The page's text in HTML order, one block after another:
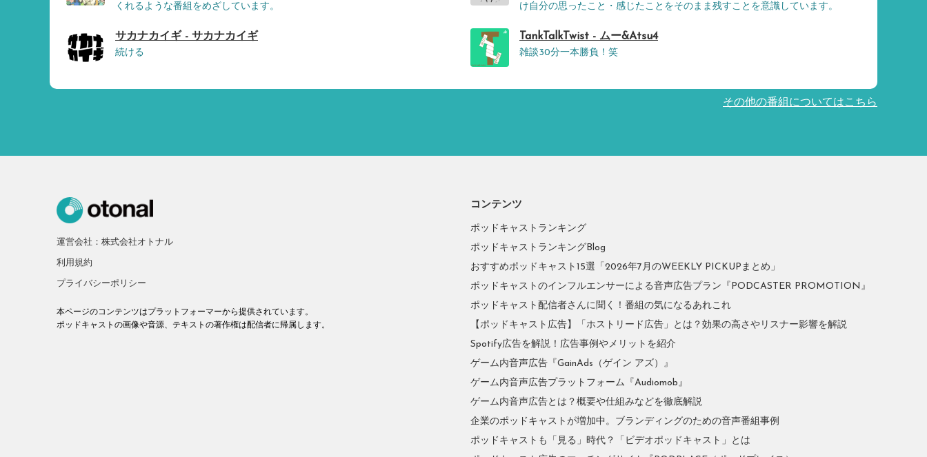
くれるような番組をめざしています。
け自分の思ったこと・感じたことをそのまま残すことを意識しています。
サカナカイギ - サカナカイギ
続ける
TankTalkTwist - ムー&Atsu4
雑談30分一本勝負！笑
その他の番組についてはこちら
運営会社：株式会社オトナル
利用規約
プライバシーポリシー
本ページのコンテンツはプラットフォーマーから提供されています。
ポッドキャストの画像や音源、テキストの著作権は配信者に帰属します。
コンテンツ
ポッドキャストランキング
ポッドキャストランキングBlog
おすすめポッドキャスト15選「2026年7月のWEEKLY PICKUPまとめ」
ポッドキャストのインフルエンサーによる音声広告プラン『PODCASTER PROMOTION』
ポッドキャスト配信者さんに聞く！番組の気になるあれこれ
【ポッドキャスト広告】「ホストリード広告」とは？効果の高さやリスナー影響を解説
Spotify広告を解説！広告事例やメリットを紹介
ゲーム内音声広告『GainAds（ゲイン アズ）』
ゲーム内音声広告プラットフォーム『Audiomob』
ゲーム内音声広告とは？概要や仕組みなどを徹底解説
企業のポッドキャストが増加中。ブランディングのための音声番組事例
ポッドキャストも「見る」時代？「ビデオポッドキャスト」とは